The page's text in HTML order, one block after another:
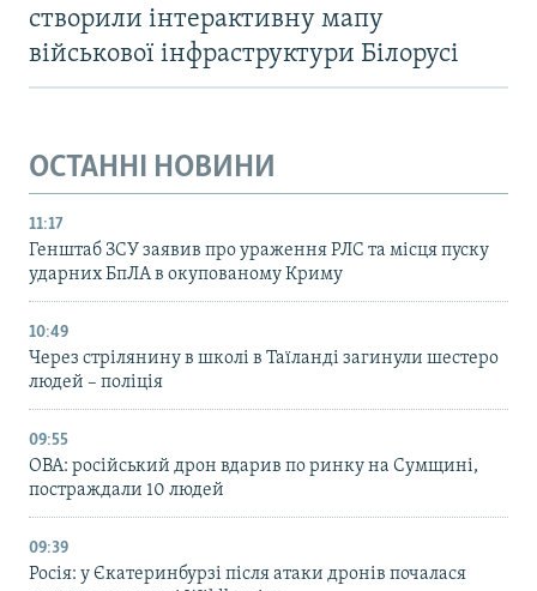
створили інтерактивну мапу
військової інфраструктури Білорусі
ОСТАННІ НОВИНИ
11:17
Генштаб ЗСУ заявив про ураження РЛС та місця пуску
ударних БпЛА в окупованому Криму
10:49
Через стрілянину в школі в Таїланді загинули шестеро
людей – поліція
09:55
ОВА: російський дрон вдарив по ринку на Сумщині,
постраждали 10 людей
09:39
Росія: у Єкатеринбурзі після атаки дронів почалася